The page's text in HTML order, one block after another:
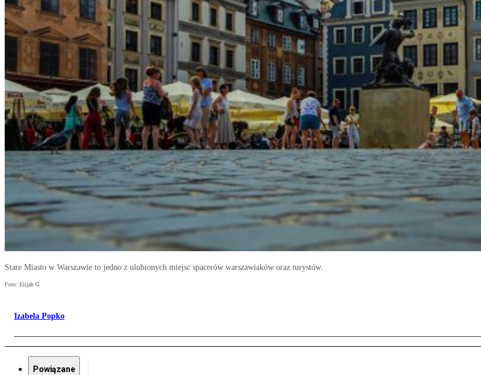
Stare Miasto w Warszawie to jedno z ulubionych miejsc spacerów warszawiaków oraz turystów.
Foto: Elijah G
Izabela Popko
Powiązane